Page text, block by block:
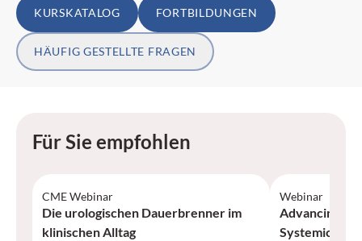
KURSKATALOG FORTBILDUNGEN
HÄUFIG GESTELLTE FRAGEN
Für Sie empfohlen
CME Webinar
Die urologischen Dauerbrenner im
klinischen Alltag
Webinar
Advancing
Systemic